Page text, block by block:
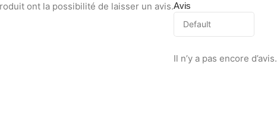
Avis
Il n’y a pas encore d’avis.
ont la possibilité de laisser un avis.